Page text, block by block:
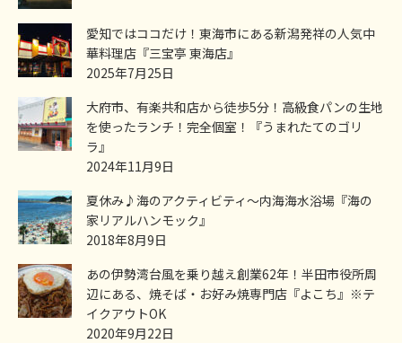
愛知ではココだけ！東海市にある新潟発祥の人気中
華料理店『三宝亭 東海店』
2025年7月25日
大府市、有楽共和店から徒歩5分！高級食パンの生地
を使ったランチ！完全個室！『うまれたてのゴリ
ラ』
2024年11月9日
夏休み♪海のアクティビティ～内海海水浴場『海の
家リアルハンモック』
2018年8月9日
あの伊勢湾台風を乗り越え創業62年！半田市役所周
辺にある、焼そば・お好み焼専門店『よこち』※テ
イクアウトOK
2020年9月22日